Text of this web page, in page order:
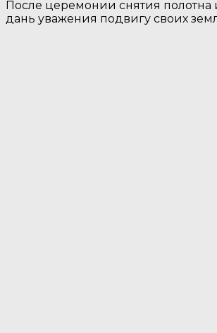
После церемонии снятия полотна
дань уважения подвигу своих